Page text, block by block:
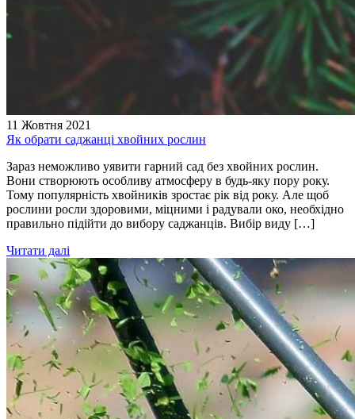
11 Жовтня 2021
Як обрати саджанці хвойних рослин
Зараз неможливо уявити гарний сад без хвойних рослин.
Вони створюють особливу атмосферу в будь-яку пору року.
Тому популярність хвойників зростає рік від року. Але щоб
рослини росли здоровими, міцними і радували око, необхідно
правильно підійти до вибору саджанців. Вибір виду […]
Читати далі